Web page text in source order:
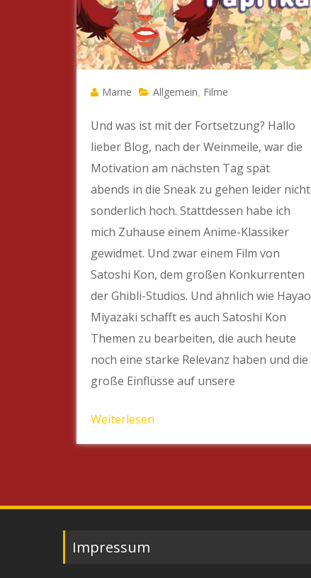
Marne Allgemein Filme
Und was ist mit der Fortsetzung? Hallo
lieber Blog, nach der Weinmeile, war die
Motivation am nächsten Tag spät
abends in die Sneak zu gehen leider nicht
sonderlich hoch. Stattdessen habe ich
mich Zuhause einem Anime-Klassiker
gewidmet. Und zwar einem Film von
Satoshi Kon, dem großen Konkurrenten
der Ghibli-Studios. Und ähnlich wie Hayao
Miyazaki schafft es auch Satoshi Kon
Themen zu bearbeiten, die auch heute
noch eine starke Relevanz haben und die
große Einflüsse auf unsere
Weiterlesen
Impressum